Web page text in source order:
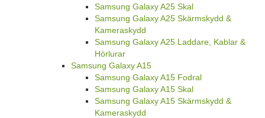
Samsung Galaxy A25 Skal
Samsung Galaxy A25 Skärmskydd &
Kameraskydd
Samsung Galaxy A25 Laddare, Kablar &
Hörlurar
Samsung Galaxy A15
Samsung Galaxy A15 Fodral
Samsung Galaxy A15 Skal
Samsung Galaxy A15 Skärmskydd &
Kameraskydd